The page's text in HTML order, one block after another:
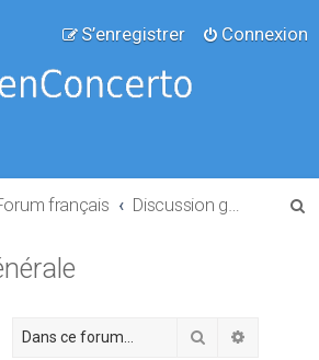
Connexion
S’enregistrer
français
Rechercher